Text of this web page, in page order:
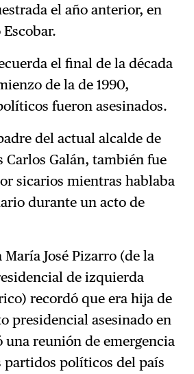
el año anterior, en
el final de la década
de la de 1990,
fueron asesinados.
del actual alcalde de
Carlos Galán, también fue
sicarios mientras hablaba
durante un acto de
María José Pizarro (de la
de izquierda
recordó que era hija de
presidencial asesinado en
una reunión de emergencia
partidos políticos del país